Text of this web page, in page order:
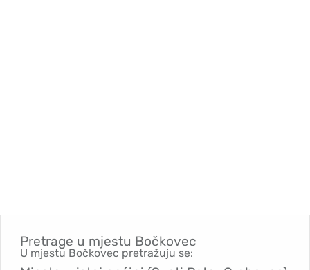
Pretrage u mjestu Bočkovec
U mjestu Bočkovec pretražuju se: